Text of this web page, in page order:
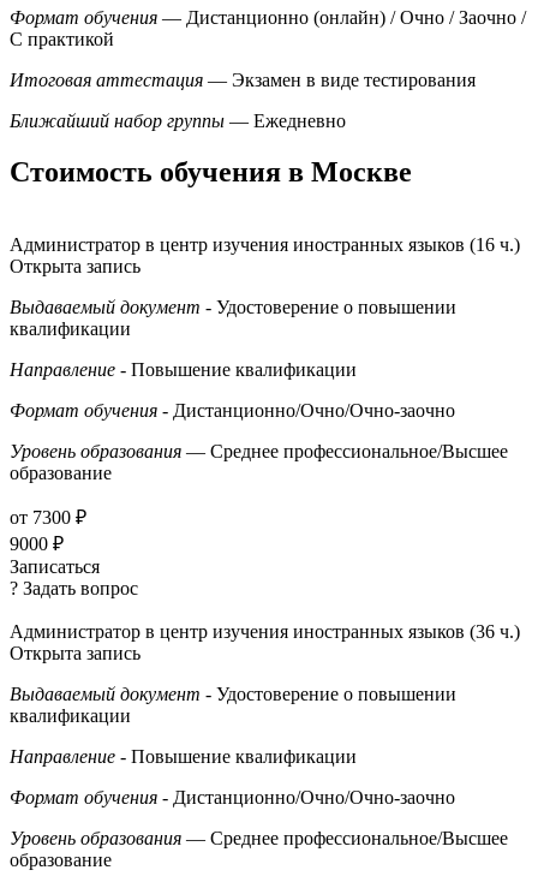
Формат обучения — Дистанционно (онлайн) / Очно / Заочно /
С практикой
Итоговая аттестация — Экзамен в виде тестирования
Ближайший набор группы — Ежедневно
Стоимость обучения в Москве
Администратор в центр изучения иностранных языков (16 ч.)
Открыта запись
Выдаваемый документ - Удостоверение о повышении
квалификации
Направление - Повышение квалификации
Формат обучения - Дистанционно/Очно/Очно-заочно
Уровень образования — Среднее профессиональное/Высшее
образование
от 7300 ₽
9000 ₽
Записаться
? Задать вопрос
Администратор в центр изучения иностранных языков (36 ч.)
Открыта запись
Выдаваемый документ - Удостоверение о повышении
квалификации
Направление - Повышение квалификации
Формат обучения - Дистанционно/Очно/Очно-заочно
Уровень образования — Среднее профессиональное/Высшее
образование